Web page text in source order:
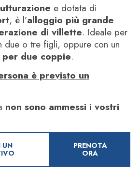
e dotata di
, è l’alloggio più grande
di villette. Ideale per
due o tre figli, oppure con un
per due coppie.
è previsto un
non sono ammessi i vostri
UN
PRENOTA
ORA